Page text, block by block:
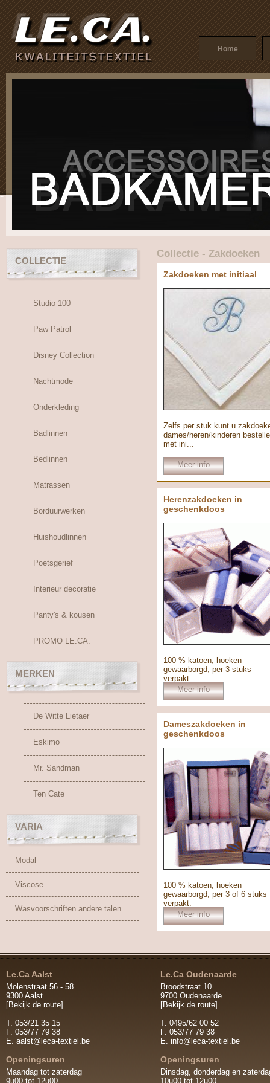
Home
COLLECTIE
Studio 100
Paw Patrol
Disney Collection
Nachtmode
Onderkleding
Badlinnen
Bedlinnen
Matrassen
Borduurwerken
Huishoudlinnen
Poetsgerief
Interieur decoratie
Panty's & kousen
PROMO LE.CA.
MERKEN
De Witte Lietaer
Eskimo
Mr. Sandman
Ten Cate
VARIA
Modal
Viscose
Wasvoorschriften andere talen
Collectie - Zakdoeken
Zakdoeken met initiaal
Zelfs per stuk kunt u
dames/heren/kinderen
met ini...
Meer info
Herenzakdoeken in
geschenkdoos
100 % katoen, hoeken
gewaarborgd, per 3 stuks
verpakt.
Meer info
Dameszakdoeken in
geschenkdoos
100 % katoen, hoeken
gewaarborgd, per 3 of 6 stuks
verpakt.
Meer info
Le.Ca Aalst
Molenstraat 56 - 58
9300 Aalst
[Bekijk de route]
T. 053/21 35 15
F. 053/77 79 38
E. aalst@leca-textiel.be
Openingsuren
Maandag tot zaterdag
9u00 tot 12u00
Le.Ca Oudenaarde
Broodstraat 10
9700 Oudenaarde
[Bekijk de route]
T. 0495/62 00 52
F. 053/77 79 38
E. info@leca-textiel.be
Openingsuren
Dinsdag, donderdag en
10u00 tot 12u00